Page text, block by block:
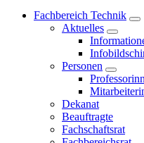
Fachbereich Technik
Aktuelles
Personen
Dekanat
Beauftragte
Fachschaftsrat